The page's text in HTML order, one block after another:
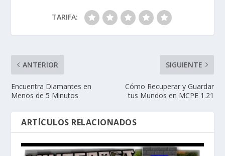
TARIFA:
ANTERIOR
Encuentra Diamantes en
Menos de 5 Minutos
SIGUIENTE
Cómo Recuperar y Guardar
tus Mundos en MCPE 1.21
ARTÍCULOS RELACIONADOS